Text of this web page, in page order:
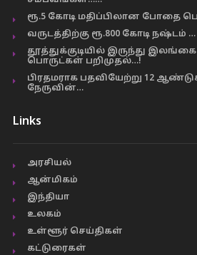
ரூ.5 கோடி மதிப்பிலான போதை
வருடத்திற்கு ரூ.800 கோடி நஷ்டம்
தூத்துக்குடியில் இருந்து
பொருட்கள் பறிமுதல்…!
பிரதமராக பதவியேற்று 12
நேருவின்…
Links
அரசியல்
ஆன்மிகம்
இந்தியா
உலகம்
உள்ளூர் செய்திகள்
கட்டுரைகள்